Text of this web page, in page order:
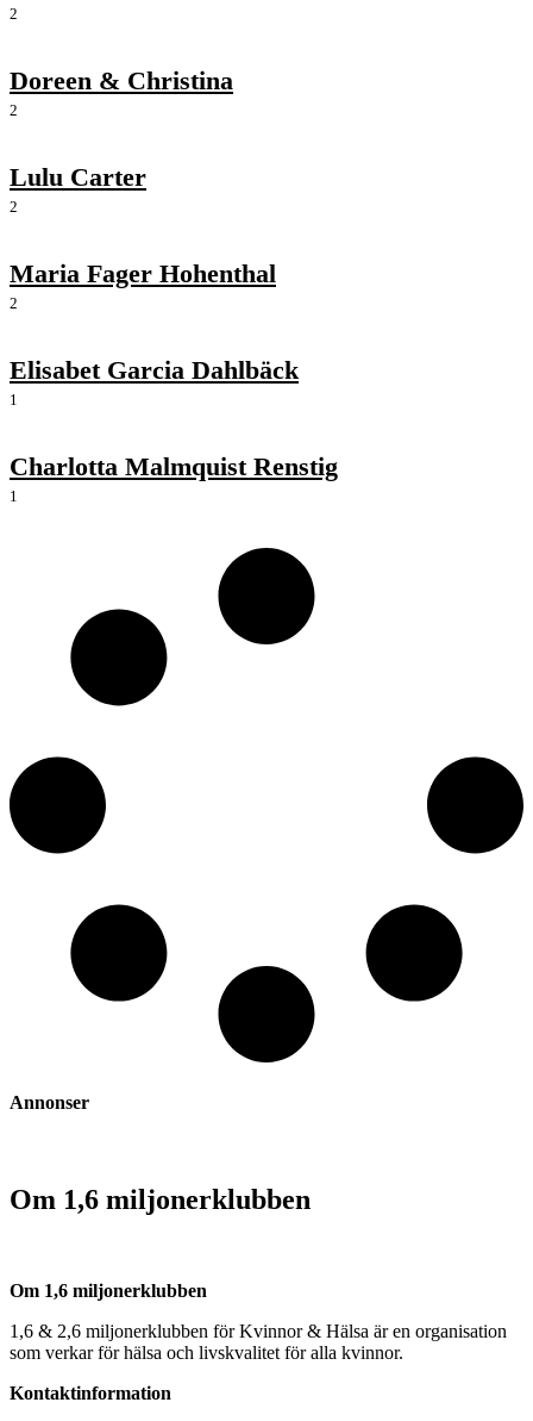
2
Doreen & Christina
2
Lulu Carter
2
Maria Fager Hohenthal
2
Elisabet Garcia Dahlbäck
1
Charlotta Malmquist Renstig
1
Annonser
Om 1,6 miljonerklubben
Om 1,6 miljonerklubben
1,6 & 2,6 miljonerklubben för Kvinnor & Hälsa är en organisation
som verkar för hälsa och livskvalitet för alla kvinnor.
Kontaktinformation